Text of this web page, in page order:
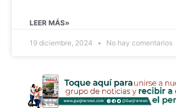
LEER MÁS»
19 diciembre, 2024 No hay comentarios